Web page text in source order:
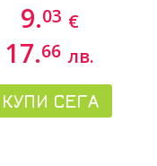
9.03 €
17.66 лв.
КУПИ СЕГА